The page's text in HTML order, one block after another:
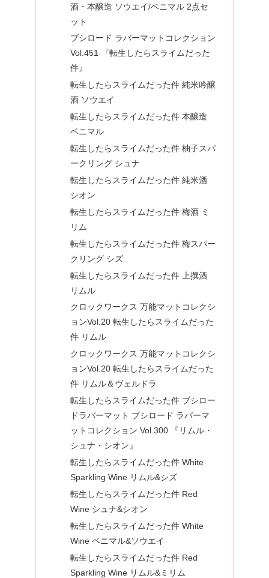
酒・本醸造 ソウエイ/ベニマル 2点セ
ット
ブシロード ラバーマットコレクション
Vol.451 『転生したらスライムだった
件』
転生したらスライムだった件 純米吟醸
酒 ソウエイ
転生したらスライムだった件 本醸造
ベニマル
転生したらスライムだった件 柚子スパ
ークリング シュナ
転生したらスライムだった件 純米酒
シオン
転生したらスライムだった件 梅酒 ミ
リム
転生したらスライムだった件 梅スパー
クリング シズ
転生したらスライムだった件 上撰酒
リムル
クロックワークス 万能マットコレクシ
ョンVol.20 転生したらスライムだった
件 リムル
クロックワークス 万能マットコレクシ
ョンVol.20 転生したらスライムだった
件 リムル＆ヴェルドラ
転生したらスライムだった件 ブシロー
ドラバーマット ブシロード ラバーマ
ットコレクション Vol.300 『リムル・
シュナ・シオン』
転生したらスライムだった件 White
Sparkling Wine リムル&シズ
転生したらスライムだった件 Red
Wine シュナ&シオン
転生したらスライムだった件 White
Wine ベニマル&ソウエイ
転生したらスライムだった件 Red
Sparkling Wine リムル&ミリム